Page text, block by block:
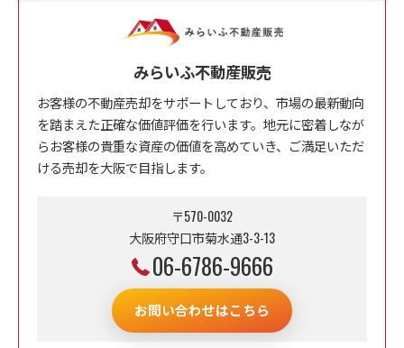
みらいふ不動産販売
お客様の不動産売却をサポートしており、市場の最新動向
を踏まえた正確な価値評価を行います。地元に密着しなが
らお客様の貴重な資産の価値を高めていき、ご満足いただ
ける売却を大阪で目指します。
〒570-0032
大阪府守口市菊水通3-3-13
06-6786-9666
お問い合わせはこちら